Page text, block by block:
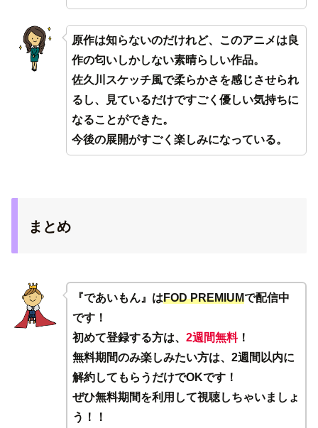
原作は知らないのだけれど、このアニメは良
作の匂いしかしない素晴らしい作品。
佐久川スケッチ風で柔らかさを感じさせられ
るし、見ているだけですごく優しい気持ちに
なることができた。
今後の展開がすごく楽しみになっている。
まとめ
『であいもん』はFOD PREMIUMで配信中
です！
初めて登録する方は、 2週間無料！
無料期間のみ楽しみたい方は、2週間以内に
解約してもらうだけでOKです！
ぜひ無料期間を利用して視聴しちゃいましょ
う！！